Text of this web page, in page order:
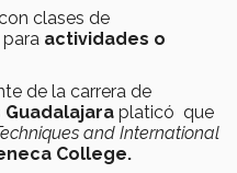
clases de
para actividades o
de la carrera de
Guadalajara platicó que
and International
College.